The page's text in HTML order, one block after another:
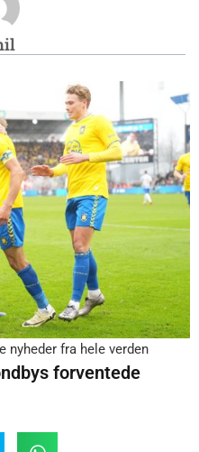
nyheder fra hele verden
forventede